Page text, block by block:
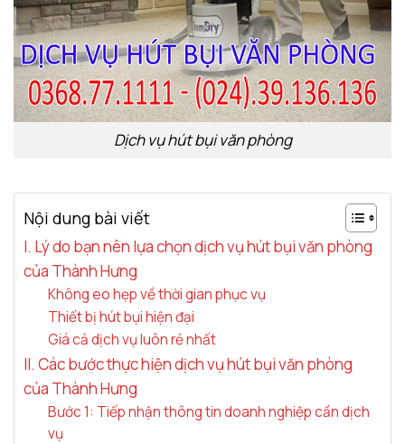
Dịch vụ hút bụi văn phòng
Nội dung bài viết
I. Lý do bạn nên lựa chọn dịch vụ hút bụi văn phòng
của Thành Hưng
Không eo hẹp về thời gian phục vụ
Thiết bị hút bụi hiện đại
Giá cả dịch vụ luôn rẻ nhất
II. Các bước thực hiện dịch vụ hút bụi văn phòng
của Thành Hưng
Bước 1: Tiếp nhận thông tin doanh nghiệp cần dịch
vụ